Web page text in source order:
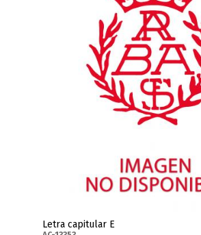
Letra capitular E